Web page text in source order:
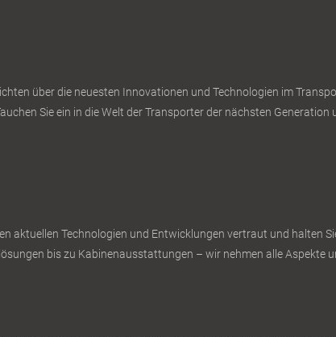
über die neuesten Innovationen und Technologien im
Sie ein in die Welt der Transporter der nächsten
aktuellen Technologien und Entwicklungen vertraut und
bis zu Kabinenausstattungen – wir nehmen alle Aspekte